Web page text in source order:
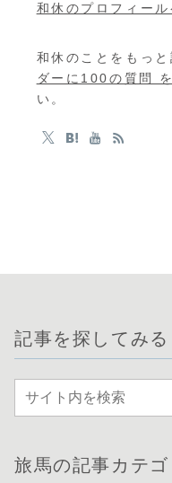
和休のプロフィール
和休のことをもっ
ダーに100の質問
い。
記事を探してみる
旅馬の記事カテ